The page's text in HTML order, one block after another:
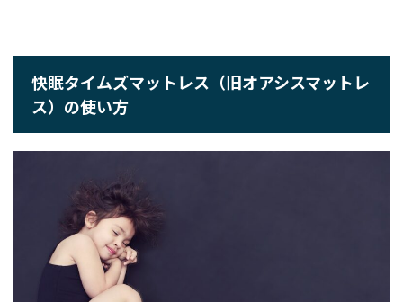
快眠タイムズマットレス（旧オアシスマットレ
ス）の使い方